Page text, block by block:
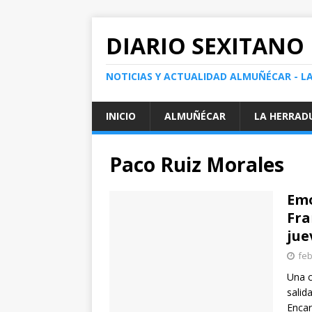
DIARIO SEXITANO
NOTICIAS Y ACTUALIDAD ALMUÑÉCAR -
INICIO ALMUÑÉCAR LA
Paco Ruiz Morales
Una